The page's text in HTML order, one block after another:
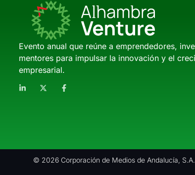
Evento anual que reúne a emprendedores,
mentores para impulsar la innovación y el
empresarial.
© 2026 Corporación de Medios de Andalucía,